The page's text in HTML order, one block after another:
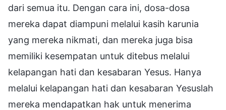
dari semua itu. Dengan cara ini, dosa-dosa
mereka dapat diampuni melalui kasih karunia
yang mereka nikmati, dan mereka juga bisa
memiliki kesempatan untuk ditebus melalui
kelapangan hati dan kesabaran Yesus. Hanya
melalui kelapangan hati dan kesabaran Yesuslah
mereka mendapatkan hak untuk menerima